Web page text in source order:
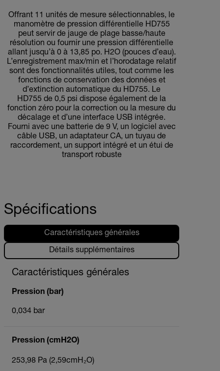
Offrant 11 unités de mesure sélectionnables, le
manomètre de pression différentielle HD755
peut servir de jauge de plage basse/haute
résolution ou fournir une pression différentielle
allant jusqu’à 0 à 13,85 po. H2O (pouces d’eau).
L’enregistrement max/min et l’horodatage relatif
sont des fonctionnalités utiles, tout comme les
fonctions de conservation des données et
d’extinction automatique du HD755. Le
HD755 de 0,5 psi dispose également de la
fonction zéro pour la correction ou la mesure du
décalage et d’une interface USB intégrée.
Fourni avec une batterie de 9 V, un logiciel avec
câble USB, un adaptateur CA, un tuyau de
raccordement, un support intégré et un étui de
transport robuste
Spécifications
Caractéristiques générales
Détails supplémentaires
Caractéristiques générales
Pression (bar)
0,034 bar
Pression (cmH2O)
253,98 Pa (2,59cmH₂O)